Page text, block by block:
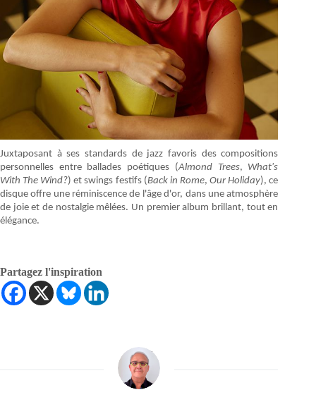
Juxtaposant à ses standards de jazz favoris des compositions
personnelles entre ballades poétiques (Almond Trees, What's
With The Wind?) et swings festifs (Back in Rome,Our Holiday), ce
disque offre une réminiscence de l'âge d'or, dans une atmosphère
de joie et de nostalgie mêlées. Un premier album brillant, tout en
élégance.
Partagez l'inspiration